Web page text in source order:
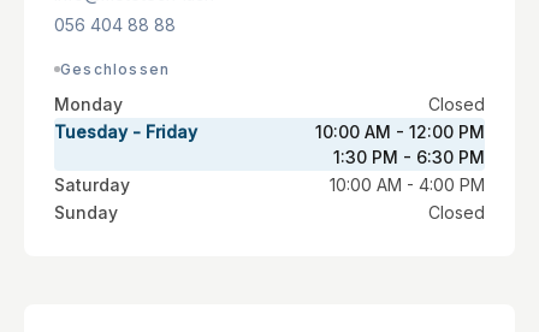
056 404 88 88
Geschlossen
Monday
Closed
Tuesday - Friday
10:00 AM - 12:00 PM
1:30 PM - 6:30 PM
Saturday
10:00 AM - 4:00 PM
Sunday
Closed